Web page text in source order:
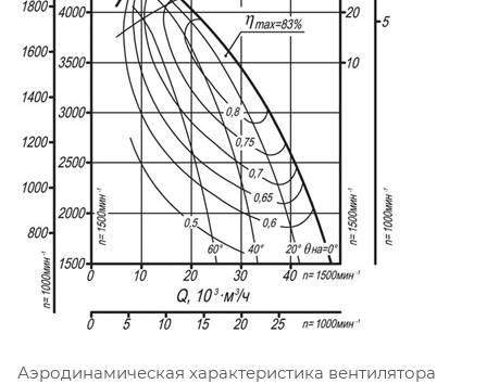
Аэродинамическая характеристика вентилятора